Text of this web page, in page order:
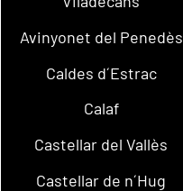
Avinyonet del Penedès
Caldes d´Estrac
Calaf
Castellar del Vallès
Castellar de n´Hug